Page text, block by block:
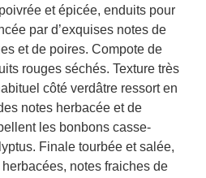
et épicée, enduits pour
par d’exquises notes de
et de poires. Compote de
rouges séchés. Texture très
côté verdâtre ressort en
notes herbacée et de
les bonbons casse-
Finale tourbée et salée,
notes fraiches de